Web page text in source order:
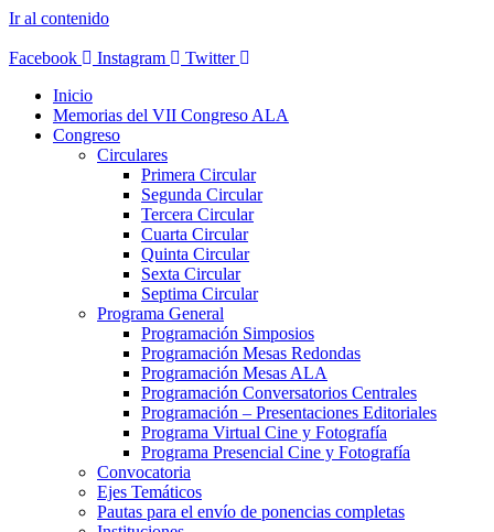
Ir al contenido
Facebook Instagram
Twitter
Inicio
Memorias del VII Congreso ALA
Congreso
Circulares
Primera Circular
Segunda Circular
Tercera Circular
Cuarta Circular
Quinta Circular
Sexta Circular
Septima Circular
Programa General
Programación Simposios
Programación Mesas Redondas
Programación Mesas ALA
Programación Conversatorios Centrales
Programación – Presentaciones Editoriales
Programa Virtual Cine y Fotografía
Programa Presencial Cine y Fotografía
Convocatoria
Ejes Temáticos
Pautas para el envío de ponencias completas